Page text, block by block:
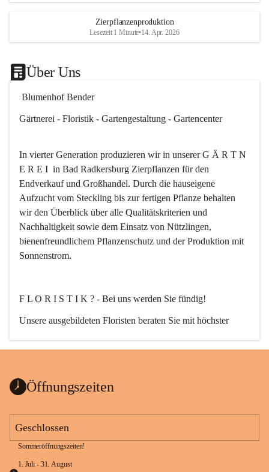
Zierpflanzenproduktion
Lesezeit 1 Minute•14. Apr. 2026
Über Uns
Blumenhof Bender
Gärtnerei - Floristik - Gartengestaltung - Gartencenter
In vierter Generation produzieren wir in unserer G Ä R T N
E R E I  in Bad Radkersburg Zierpflanzen für den
Endverkauf und Großhandel. Durch die hauseigene
Aufzucht vom Steckling bis zur fertigen Pflanze behalten
wir den Überblick über alle Qualitätskriterien und
Nachhaltigkeit sowie dem Einsatz von Nützlingen,
bienenfreundlichem Pflanzenschutz und der Produktion mit
Sonnenstrom.
F L O R I S T I K ? - Bei uns werden Sie fündig!
Unsere ausgebildeten Floristen beraten Sie mit höchster
oder auch Trauerfloristik. Nach Ihren wünschen planen,
Anlass.
G A R T E N G E S T A L T U N G ganz nach Ihrem Stil.
Öffnungszeiten
Geschlossen
Sommeröffnungszeiten!
1. Juli - 31. August